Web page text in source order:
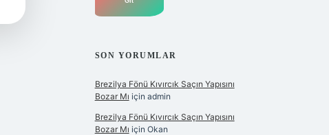
SON YORUMLAR
Brezilya Fönü Kıvırcık Saçın Yapısını
Bozar Mı için admin
Brezilya Fönü Kıvırcık Saçın Yapısını
Bozar Mı için Okan